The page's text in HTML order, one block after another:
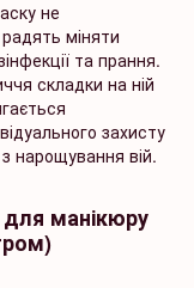
не
міняти
та прання.
складки на ній
захисту
нарощування вій.
для манікюру